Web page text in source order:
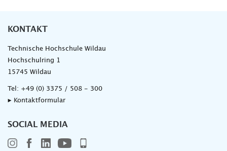
KONTAKT
Technische Hochschule Wildau
Hochschulring 1
15745 Wildau
Tel: +49 (0) 3375 / 508 - 300
▸ Kontaktformular
SOCIAL MEDIA